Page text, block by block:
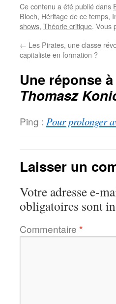
Ce contenu a été publié dans
Bloch, Héritage de ce temps,
shows, Théorie critique. Vous
← Les Pirates, une classe
capitaliste en formation ?
Une réponse à
Thomasz
Ping : Pour prolonger
Laisser un
Votre adresse e-
obligatoires sont
Commentaire *